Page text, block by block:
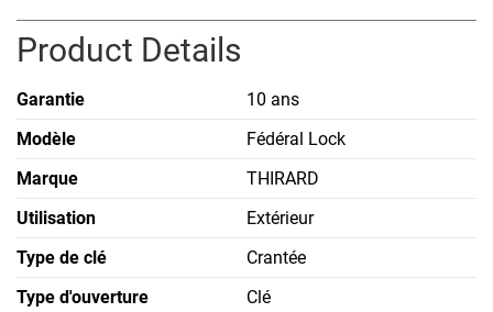
Product Details
Garantie
10 ans
Modèle
Fédéral Lock
Marque
THIRARD
Utilisation
Extérieur
Type de clé
Crantée
Type d'ouverture
Clé